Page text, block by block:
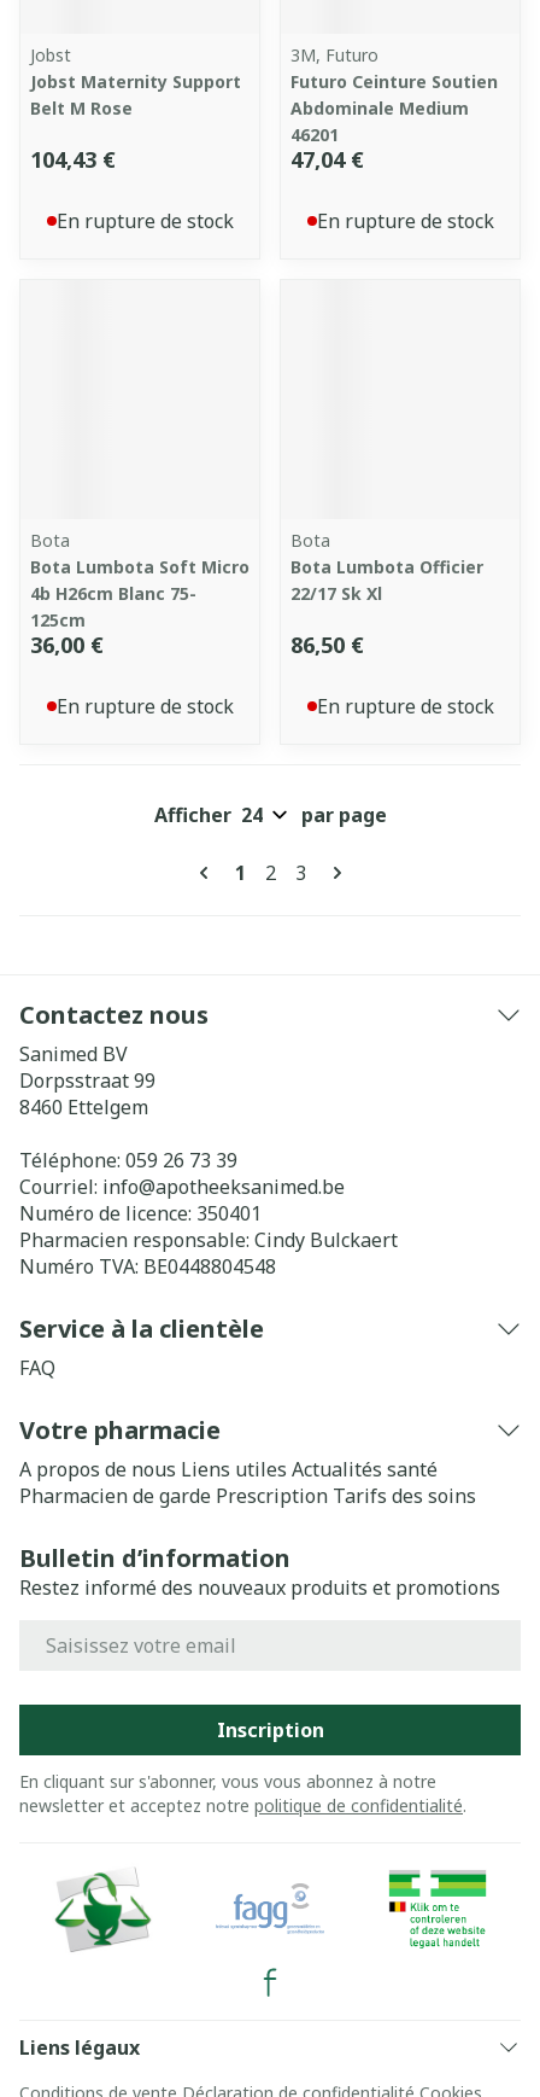
Jobst
Jobst Maternity Support
Belt M Rose
104,43 €
En rupture de stock
3M, Futuro
Futuro Ceinture Soutien
Abdominale Medium
46201
47,04 €
En rupture de stock
Bota
Bota Lumbota Soft Micro
4b H26cm Blanc 75-
125cm
36,00 €
En rupture de stock
Bota
Bota Lumbota Officier
22/17 Sk Xl
86,50 €
En rupture de stock
Pages
Vous lisez actuellement la
1 Page
2 Page
3
Afficher par page
Contactez nous
Sanimed BV
Dorpsstraat 99
8460 Ettelgem
Téléphone: 059 26 73 39
Courriel: info@apotheeksanimed.be
Numéro de licence: 350401
Pharmacien responsable: Cindy Bulckaert
Numéro TVA: BE0448804548
Service à la clientèle
FAQ
Votre pharmacie
A propos de nous Liens utiles Actualités santé
Pharmacien de garde Prescription Tarifs des soins
Bulletin d’information
Restez informé des nouveaux produits et promotions
Inscription
En cliquant sur s'abonner, vous vous abonnez à notre
newsletter et acceptez notre politique de confidentialité.
Liens légaux